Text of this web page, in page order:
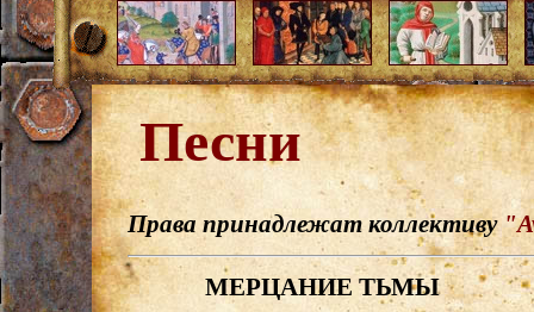
Песни
Права принадлежат коллективу
МЕРЦАНИЕ ТЬМЫ